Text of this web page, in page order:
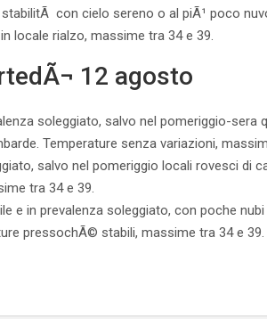
stabilitÃ con cielo sereno o al piÃ¹ poco
locale rialzo, massime tra 34 e 39.
12 agosto
soleggiato, salvo nel pomeriggio-sera
Temperature senza variazioni,
salvo nel pomeriggio locali rovesci di
tra 34 e 39.
e in prevalenza soleggiato, con poche
pressochÃ© stabili, massime tra 34 e 39.